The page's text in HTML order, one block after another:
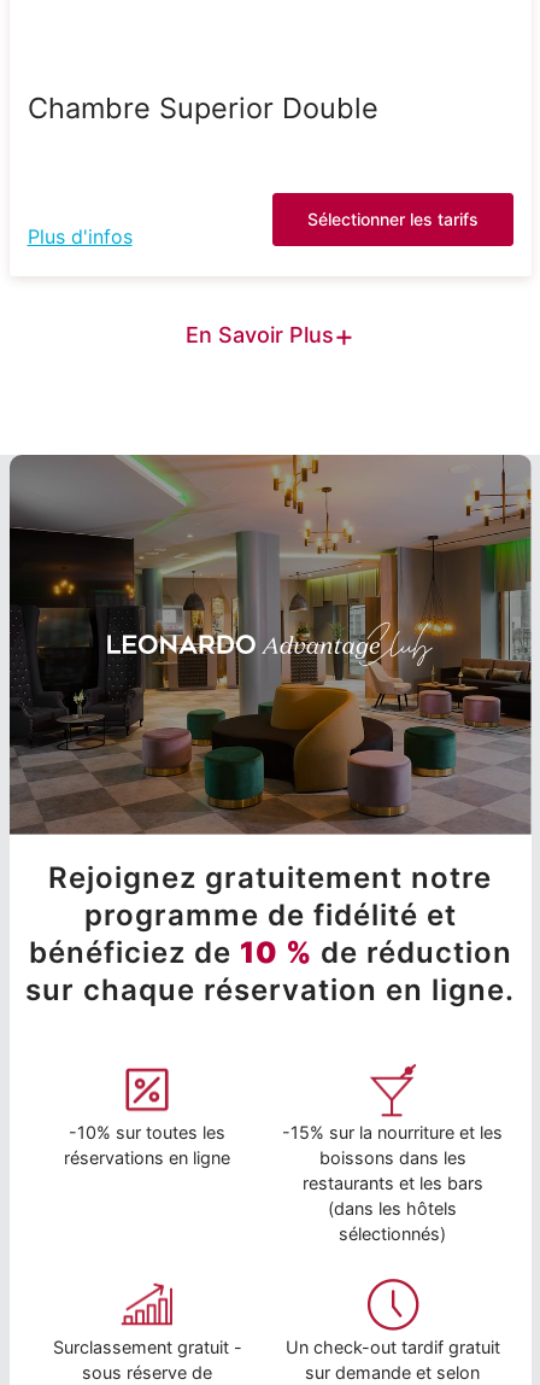
Chambre Superior Double
Plus d'infos
Sélectionner les tarifs
En Savoir Plus+
Rejoignez gratuitement notre
programme de fidélité et
bénéficiez de 10 % de réduction
sur chaque réservation en ligne.
-10% sur toutes les
réservations en ligne
-15% sur la nourriture et les
boissons dans les
restaurants et les bars
(dans les hôtels
sélectionnés)
Surclassement gratuit -
sous réserve de
Un check-out tardif gratuit
sur demande et selon